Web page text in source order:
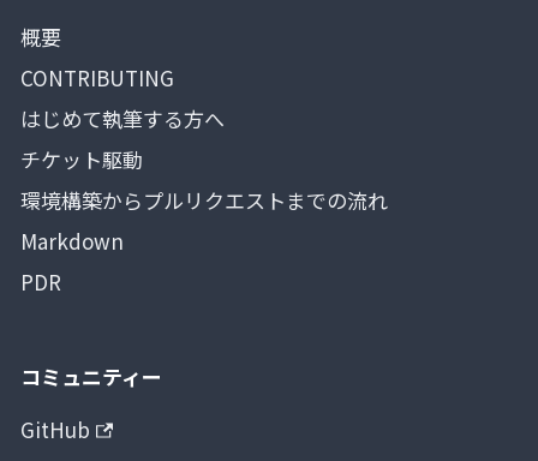
概要
CONTRIBUTING
はじめて執筆する方へ
チケット駆動
環境構築からプルリクエストまでの流れ
Markdown
PDR
コミュニティー
GitHub